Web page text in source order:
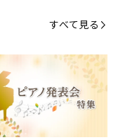
すべて見る